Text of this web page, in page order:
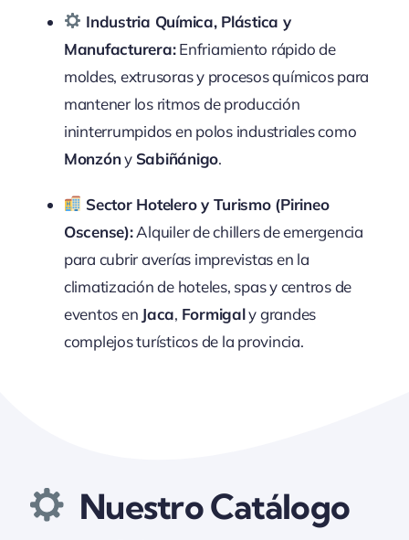
Industria Química, Plástica y
Manufacturera:Enfriamiento rápido de
moldes, extrusoras y procesos químicos para
mantener los ritmos de producción
ininterrumpidos en polos industriales como
Monzóny Sabiñánigo.
Sector Hotelero y Turismo (Pirineo
Oscense):Alquiler de chillers de emergencia
para cubrir averías imprevistas en la
climatización de hoteles, spas y centros de
eventos en Jaca, Formigaly grandes
complejos turísticos de la provincia.
Nuestro Catálogo